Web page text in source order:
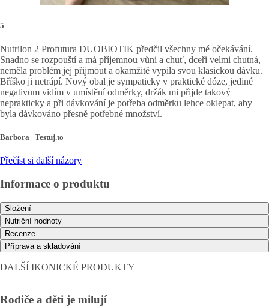
5
Nutrilon 2 Profutura DUOBIOTIK předčil všechny mé očekávání.
Snadno se rozpouští a má příjemnou vůni a chuť, dceři velmi chutná,
neměla problém jej přijmout a okamžitě vypila svou klasickou dávku.
Bříško ji netrápí. Nový obal je sympaticky v praktické dóze, jediné
negativum vidím v umístění odměrky, držák mi přijde takový
neprakticky a při dávkování je potřeba odměrku lehce oklepat, aby
byla dávkováno přesně potřebné množství.
Barbora | Testuj.to
Přečíst si další názory
Informace o produktu
Složení
Nutriční hodnoty
Recenze
Příprava a skladování
DALŠÍ IKONICKÉ PRODUKTY
Rodiče a děti je milují